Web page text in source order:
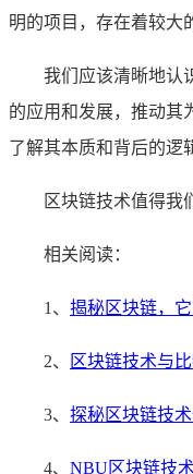
明的项目，存在着较大
我们应该清晰地认
的应用和发展，推动其
了解其本质和背后的逻
区块链技术值得我
相关阅读：
1、 揭秘区块链，
2、 区块链技术与
3、 探秘区块链技
4、 NBU区块链技